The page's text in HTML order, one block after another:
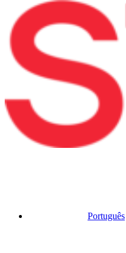
Português